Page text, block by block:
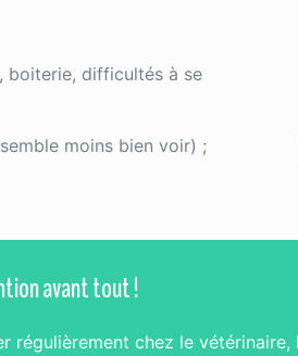
boiterie, difficultés à se
moins bien voir) ;
avant tout !
régulièrement chez le